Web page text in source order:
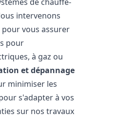
intervenons
vous assurer
pour
à gaz ou
et dépannage
minimiser les
s'adapter à vos
sur nos travaux